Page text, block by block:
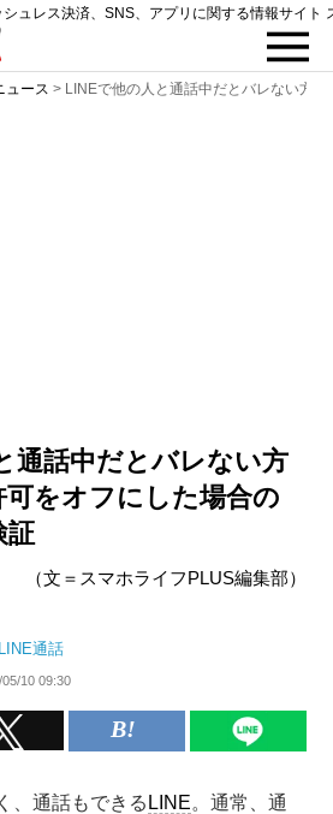
ュレス決済、SNS、アプリに関する情報サイト
ュース > LINEで他の人と通話中だとバレない方法
通話中だとバレない方
をオフにした場合の
証
（文＝スマホライフPLUS編集部）
通話
05/10 09:30
、通話もできる LINE。通常、通